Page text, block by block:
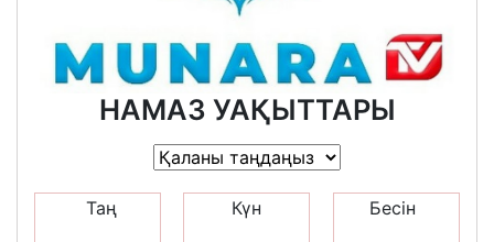
НАМАЗ УАҚЫТТАРЫ
Таң Күн Бесін